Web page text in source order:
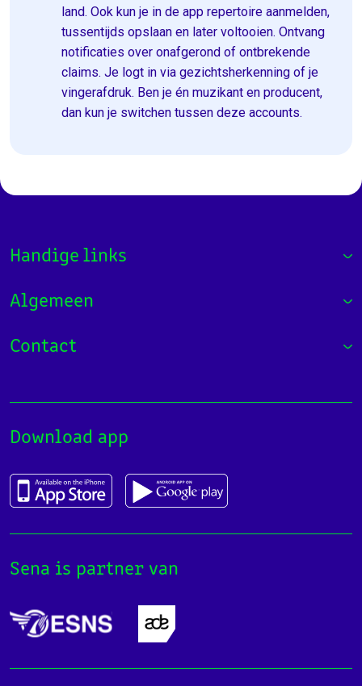
land. Ook kun je in de app repertoire aanmelden,
tussentijds opslaan en later voltooien. Ontvang
notificaties over onafgerond of ontbrekende
claims. Je logt in via gezichtsherkenning of je
vingerafdruk. Ben je én muzikant en producent,
dan kun je switchen tussen deze accounts.
Handige links
Algemeen
Contact
Download app
Sena is partner van